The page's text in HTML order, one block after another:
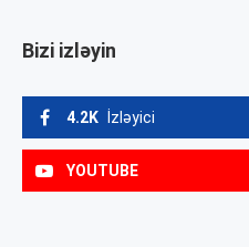
Bizi izləyin
4.2K İzləyici
YOUTUBE